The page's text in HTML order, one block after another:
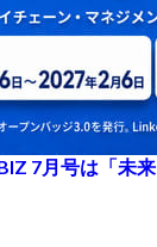
7月号は「未